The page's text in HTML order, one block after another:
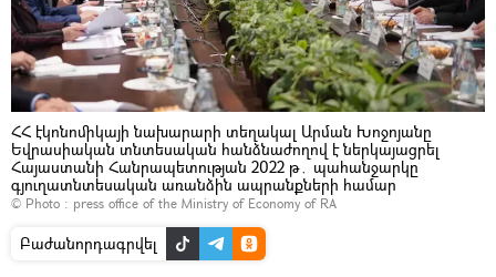
ՀՀ էկոնոմիկայի նախարարի տեղակալ Արման Խոջոյանը
Եվրասիական տնտեսական հանձնաժողով է ներկայացրել
Հայաստանի Հանրապետության 2022 թ․ պահանջարկը
գյուղատնտեսական առանձին ապրանքների համար
© Photo : press office of the Ministry of Economy of RA
Բաժանորդագրվել